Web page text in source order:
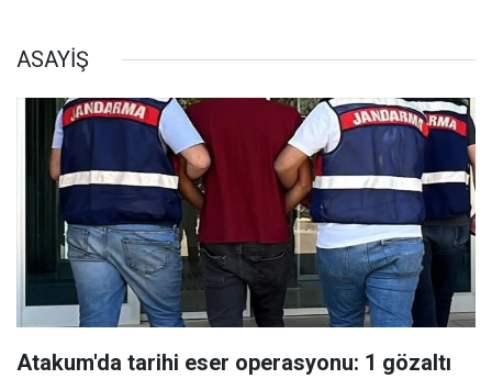
ASAYİŞ
Atakum'da tarihi eser operasyonu: 1 gözaltı